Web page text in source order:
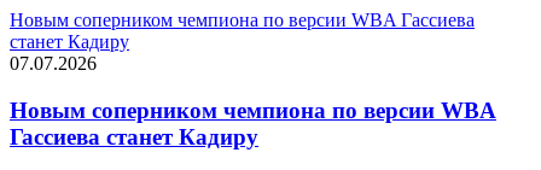
Новым соперником чемпиона по версии WBA Гассиева
станет Кадиру
07.07.2026
Новым соперником чемпиона по версии WBA
Гассиева станет Кадиру